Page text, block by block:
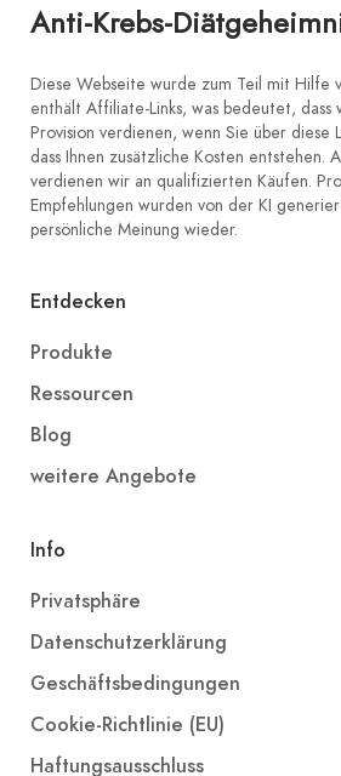
Anti-Krebs-
Diese Webseite wurde zum Teil mit Hilfe
enthält Affiliate-Links, was bedeutet,
Provision verdienen, wenn Sie über diese
dass Ihnen zusätzliche Kosten entstehen.
verdienen wir an qualifizierten Käufen.
Empfehlungen wurden von der KI
persönliche Meinung wieder.
Entdecken
Produkte
Ressourcen
Blog
weitere Angebote
Info
Privatsphäre
Datenschutzerklärung
Geschäftsbedingungen
Cookie-Richtlinie (EU)
Haftungsausschluss